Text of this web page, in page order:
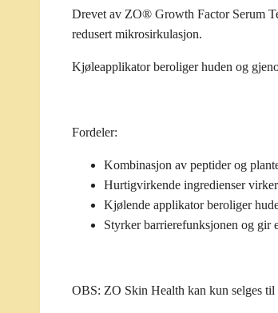
Drevet av ZO® Growth Factor Serum
redusert mikrosirkulasjon.
Kjøleapplikator beroliger huden og
Fordeler:
Kombinasjon av peptider og
Hurtigvirkende ingredienser
Kjølende applikator beroliger
Styrker barrierefunksjonen og gir
OBS: ZO Skin Health kan kun selges